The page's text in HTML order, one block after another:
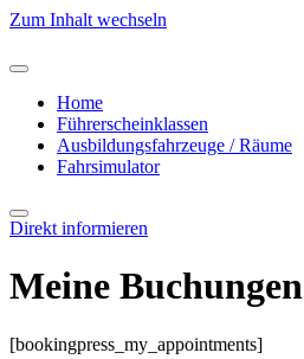
Zum Inhalt wechseln
Home
Führerscheinklassen
Ausbildungsfahrzeuge / Räume
Fahrsimulator
Direkt informieren
Meine Buchungen
[bookingpress_my_appointments]